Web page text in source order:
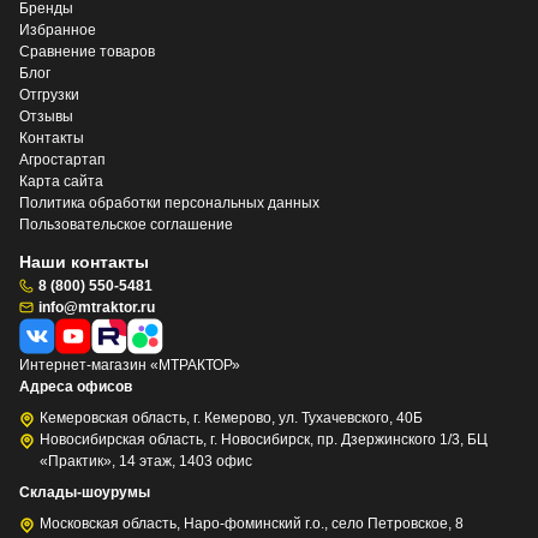
Бренды
Избранное
Сравнение товаров
Блог
Отгрузки
Отзывы
Контакты
Агростартап
Карта сайта
Политика обработки персональных данных
Пользовательское соглашение
Наши контакты
8 (800) 550-5481
info@mtraktor.ru
Интернет-магазин «МТРАКТОР»
Адреса офисов
Кемеровская область, г. Кемерово, ул. Тухачевского, 40Б
Новосибирская область, г. Новосибирск, пр. Дзержинского 1/3, БЦ
«Практик», 14 этаж, 1403 офис
Склады-шоурумы
Московская область, Наро-фоминский г.о., село Петровское, 8